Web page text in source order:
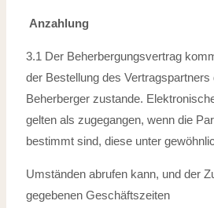
Anzahlung
3.1 Der Beherbergungsvertrag
der Bestellung des Vertragspartners
Beherberger zustande.
geltenals zugegangen, wenn die
bestimmt sind, diese unter
Umständen abrufen kann, und der
gegebenen Geschäftszeiten